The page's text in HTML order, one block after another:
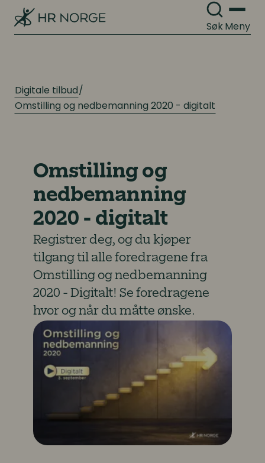
SøkMeny
Digitale tilbud
Omstilling og nedbemanning 2020 - digitalt
Omstilling og
nedbemanning
2020 - digitalt
Registrer deg, og du kjøper
tilgang til alle foredragene fra
Omstilling og nedbemanning
2020 - Digitalt! Se foredragene
hvor og når du måtte ønske.